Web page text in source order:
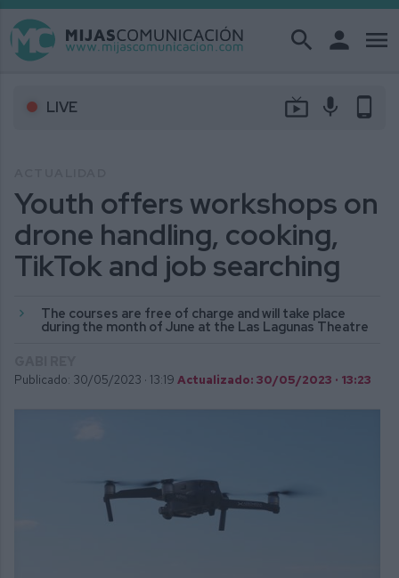
search person menu
LIVE live_tv mic phone_android
Youth offers workshops on
drone handling, cooking,
TikTok and job searching
The courses are free of charge and will take place
during the month of June at the Las Lagunas Theatre
Publicado: 30/05/2023 · 13:19 Actualizado: 30/05/2023 · 13:23